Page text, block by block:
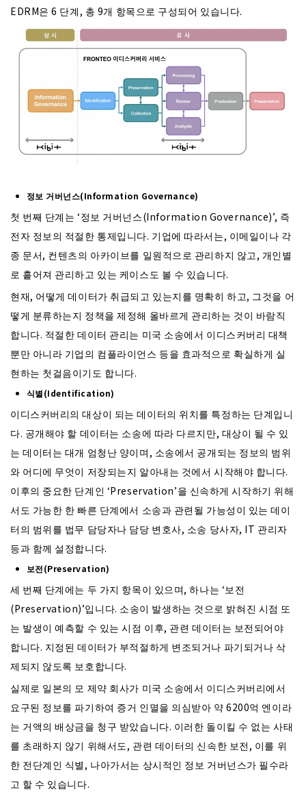
EDRM은 6 단계, 총 9개 항목으로 구성되어 있습니다.
정보 거버넌스(Information Governance)
첫 번째 단계는 ‘정보 거버넌스(Information Governance)’, 즉
전자 정보의 적절한 통제입니다. 기업에 따라서는, 이메일이나 각
종 문서, 컨텐츠의 아카이브를 일원적으로 관리하지 않고, 개인별
로 흩어져 관리하고 있는 케이스도 볼 수 있습니다.
현재, 어떻게 데이터가 취급되고 있는지를 명확히 하고, 그것을 어
떻게 분류하는지 정책을 제정해 올바르게 관리하는 것이 바람직
합니다. 적절한 데이터 관리는 미국 소송에서 이디스커버리 대책
뿐만 아니라 기업의 컴플라이언스 등을 효과적으로 확실하게 실
현하는 첫걸음이기도 합니다.
식별(Identification)
이디스커버리의 대상이 되는 데이터의 위치를 특정하는 단계입니
다. 공개해야 할 데이터는 소송에 따라 다르지만, 대상이 될 수 있
는 데이터는 대개 엄청난 양이며, 소송에서 공개되는 정보의 범위
와 어디에 무엇이 저장되는지 알아내는 것에서 시작해야 합니다.
이후의 중요한 단계인 ‘Preservation’을 신속하게 시작하기 위해
서도 가능한 한 빠른 단계에서 소송과 관련될 가능성이 있는 데이
터의 범위를 법무 담당자나 담당 변호사, 소송 당사자, IT 관리자
등과 함께 설정합니다.
보전(Preservation)
세 번째 단계에는 두 가지 항목이 있으며, 하나는 ‘보전
(Preservation)’입니다. 소송이 발생하는 것으로 밝혀진 시점 또
는 발생이 예측할 수 있는 시점 이후, 관련 데이터는 보전되어야
합니다. 지정된 데이터가 부적절하게 변조되거나 파기되거나 삭
제되지 않도록 보호합니다.
실제로 일본의 모 제약 회사가 미국 소송에서 이디스커버리에서
요구된 정보를 파기하여 증거 인멸을 의심받아 약 6200억 엔이라
는 거액의 배상금을 청구 받았습니다. 이러한 돌이킬 수 없는 사태
를 초래하지 않기 위해서도, 관련 데이터의 신속한 보전, 이를 위
한 전단계인 식별, 나아가서는 상시적인 정보 거버넌스가 필수라
고 할 수 있습니다.